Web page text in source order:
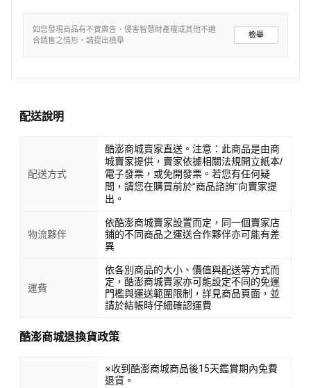
如您發現商品有不實廣告、侵害智慧財產權或其他不適
合銷售之情形，請提出檢舉
檢舉
配送說明
配送方式
酷澎商城賣家直送。注意：此商品是由商
城賣家提供，賣家依據相關法規開立紙本/
電子發票，或免開發票。若您有任何疑
問，請您在購買前於“商品諮詢”向賣家提
出。
物流夥伴
依酷澎商城賣家設置而定，同一個賣家店
鋪的不同商品之運送合作夥伴亦可能有差
異
運費
依各別商品的大小、價值與配送等方式而
定，酷澎商城賣家亦可能設定不同的免運
門檻與運送範圍限制，詳見商品頁面，並
請於結帳時仔細確認運費
酷澎商城退換貨政策
※收到酷澎商城商品後15天鑑賞期內免費
退貨。